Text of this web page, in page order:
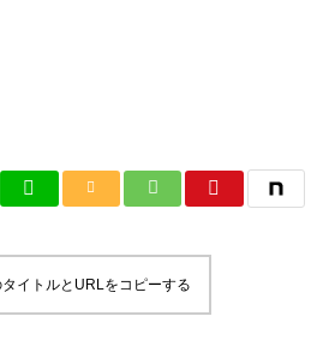
イトルとURLをコピーする